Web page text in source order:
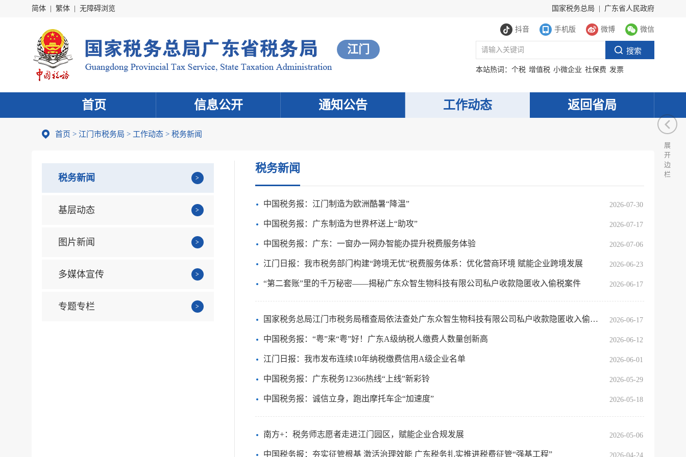
简体 繁体 无障碍浏览 国家税务总局 广东省人民政府
抖音 手机版 微博 微信
江门
本站热词： 个税 增值税 小微企业 社保费 发票
首页 信息公开 通知公告 工作动态 返回省局
首页 > 江门市税务局 > 工作动态 > 税务新闻
税务新闻
基层动态
图片新闻
多媒体宣传
专题专栏
税务新闻
中国税务报：江门制造为欧洲酷暑“降温” 2026-07-30
中国税务报：广东制造为世界杯送上“助攻” 2026-07-17
中国税务报：广东：一窗办一网办智能办提升税费服务体验 2026-07-06
江门日报：我市税务部门构建“跨境无忧”税费服务体系：优化营商环境 赋能企业跨境发展 2026-06-23
“第二套账”里的千万秘密——揭秘广东众智生物科技有限公司私户收款隐匿收入偷税案件 2026-06-17
国家税务总局江门市税务局稽查局依法查处广东众智生物科技有限公司私户收款隐匿收入偷税案件 2026-06-17
中国税务报：“粤”来“粤”好！广东A级纳税人缴费人数量创新高 2026-06-12
江门日报：我市发布连续10年纳税缴费信用A级企业名单 2026-06-01
中国税务报：广东税务12366热线“上线”新彩铃 2026-05-29
中国税务报：诚信立身，跑出摩托车企“加速度” 2026-05-18
南方+：税务师志愿者走进江门园区，赋能企业合规发展 2026-05-06
中国税务报：夯实征管根基 激活治理效能 广东税务扎实推进税费征管“强基工程” 2026-04-24
展
开
边
栏